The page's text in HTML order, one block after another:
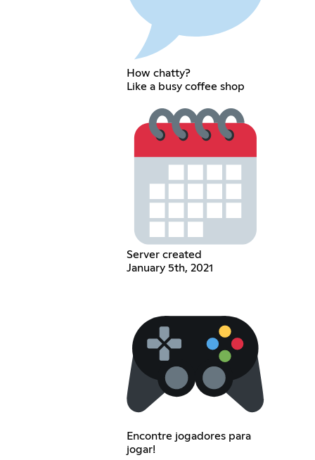
How chatty?
Like a busy coffee shop
Server created
January 5th, 2021
Encontre jogadores para
jogar!